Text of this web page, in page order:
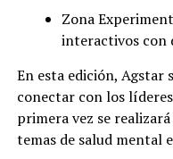
Zona
interactivos con
En esta edición, Agstar
conectar con los
primera vez se
temas de salud mental